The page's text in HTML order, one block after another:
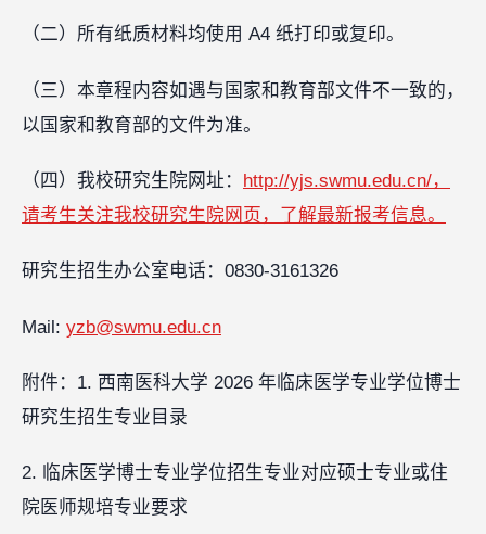
（二）所有纸质材料均使用 A4 纸打印或复印。
（三）本章程内容如遇与国家和教育部文件不一致的，
以国家和教育部的文件为准。
（四）我校研究生院网址： http://yjs.swmu.edu.cn/，
请考生关注我校研究生院网页，了解最新报考信息。
研究生招生办公室电话：0830-3161326
Mail: yzb@swmu.edu.cn
附件：1. 西南医科大学 2026 年临床医学专业学位博士
研究生招生专业目录
2. 临床医学博士专业学位招生专业对应硕士专业或住
院医师规培专业要求